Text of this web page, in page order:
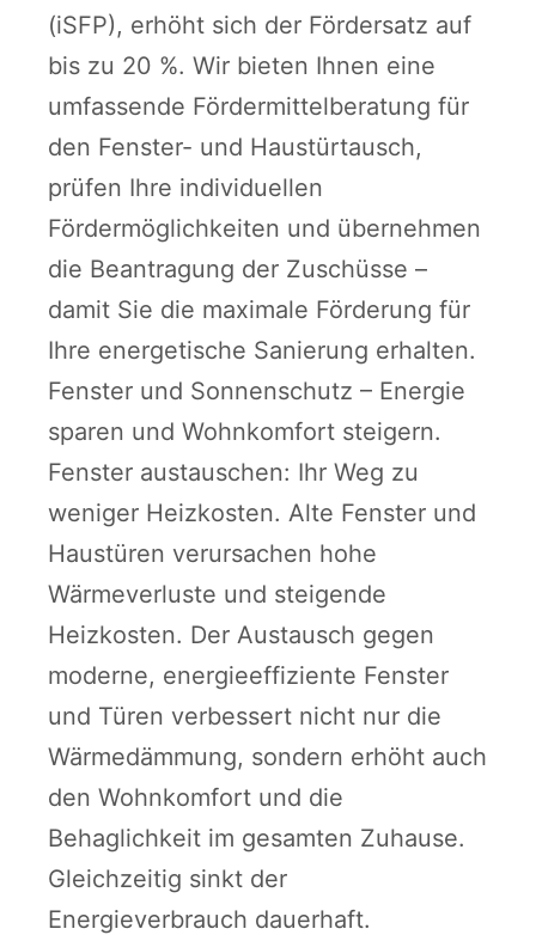
(iSFP), erhöht sich der Fördersatz auf
bis zu 20 %. Wir bieten Ihnen eine
umfassende Fördermittelberatung für
den Fenster- und Haustürtausch,
prüfen Ihre individuellen
Fördermöglichkeiten und übernehmen
die Beantragung der Zuschüsse –
damit Sie die maximale Förderung für
Ihre energetische Sanierung erhalten.
Fenster und Sonnenschutz – Energie
sparen und Wohnkomfort steigern.
Fenster austauschen: Ihr Weg zu
weniger Heizkosten. Alte Fenster und
Haustüren verursachen hohe
Wärmeverluste und steigende
Heizkosten. Der Austausch gegen
moderne, energieeffiziente Fenster
und Türen verbessert nicht nur die
Wärmedämmung, sondern erhöht auch
den Wohnkomfort und die
Behaglichkeit im gesamten Zuhause.
Gleichzeitig sinkt der
Energieverbrauch dauerhaft.